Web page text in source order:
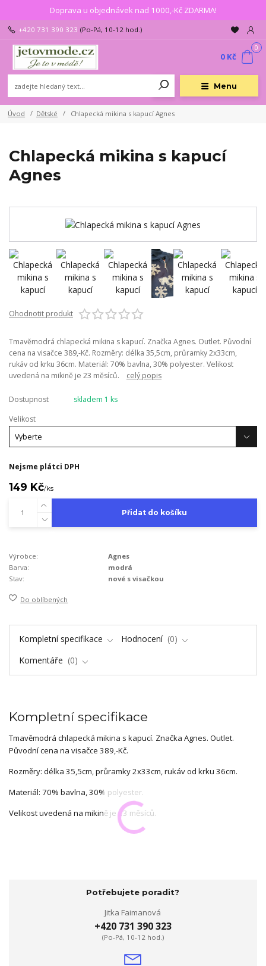
Doprava u objednávek nad 1000,-Kč ZDARMA!
Menu
+420 731 390 323 (Po-Pá, 10-12 hod.)
0
0 Kč
Úvod Dětské Chlapecká mikina s kapucí Agnes
Chlapecká mikina s kapucí
Agnes
Ohodnotit produkt
Tmavěmodrá chlapecká mikina s kapucí. Značka Agnes. Outlet. Původní
cena na visačce 389,-Kč. Rozměry: délka 35,5cm, průramky 2x33cm,
rukáv od krku 36cm. Materiál: 70% bavlna, 30% polyester. Velikost
uvedená na mikině je 23 měsíců. celý popis
Dostupnost
skladem 1 ks
Velikost
Nejsme plátci DPH
149 Kč/ks
Přidat do košíku
Výrobce:
Agnes
Barva:
modrá
Stav:
nové s visačkou
Do oblíbených
Kompletní specifikace Hodnocení
0
Komentáře
0
Kompletní specifikace
Tmavěmodrá chlapecká mikina s kapucí. Značka Agnes. Outlet.
Původní cena na visačce 389,-Kč.
Rozměry: délka 35,5cm, průramky 2x33cm, rukáv od krku 36cm.
Materiál: 70% bavlna, 30% polyester.
Velikost uvedená na mikině je 23 měsíců.
Potřebujete poradit?
Jitka Faimanová
+420 731 390 323
(Po-Pá, 10-12 hod.)